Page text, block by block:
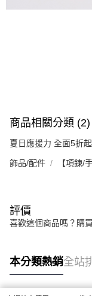
商品相關分類 (2)
夏日應援力 全面5折
飾品/配件 【項鍊/
評價
喜歡這個商品嗎？購
本分類熱銷全站